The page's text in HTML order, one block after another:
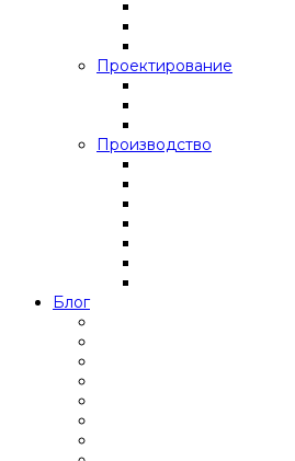
Проектирование
Производство
Блог